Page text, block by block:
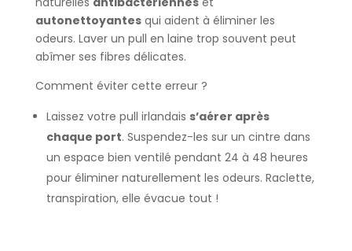
autonettoyantesqui aident à éliminer les
odeurs. Laver un pull en laine trop souvent peut
abîmer ses fibres délicates.
Comment éviter cette erreur ?
Laissez votre pull irlandais s’aérer après
chaque port. Suspendez-les sur un cintre dans
un espace bien ventilé pendant 24 à 48 heures
pour éliminer naturellement les odeurs. Raclette,
transpiration, elle évacue tout !